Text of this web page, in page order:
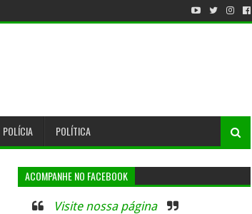
POLÍCIA POLÍTICA
ACOMPANHE NO FACEBOOK
Visite nossa página